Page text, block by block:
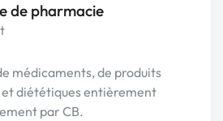
de pharmacie
médicaments, de produits
diététiques entièrement
par CB.